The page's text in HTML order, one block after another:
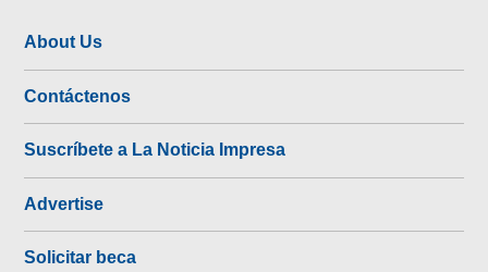
About Us
Contáctenos
Suscríbete a La Noticia Impresa
Advertise
Solicitar beca